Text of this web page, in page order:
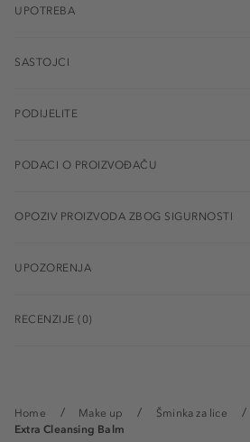
Home Make up Šminka za lice
Extra Cleansing Balm
UPOTREBA
SASTOJCI
PODIJELITE
PODACI O PROIZVOĐAČU
OPOZIV PROIZVODA ZBOG SIGURNOSTI
UPOZORENJA
RECENZIJE (0)